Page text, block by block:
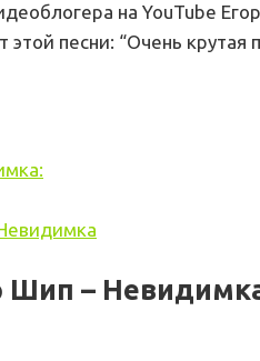
на YouTube
песни: “Очень
Шип –